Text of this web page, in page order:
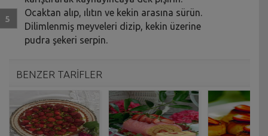
Ocaktan alıp, ılıtın ve kekin arasına sürün.
Dilimlenmiş meyveleri dizip, kekin üzerine
pudra şekeri serpin.
BENZER TARİFLER